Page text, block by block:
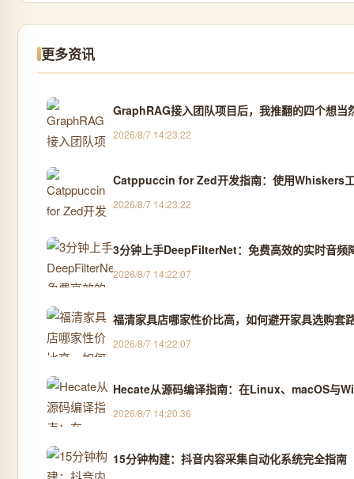
更多资讯
GraphRAG接入团队项目后，我推翻的四个想当
2026/8/7 14:23:22
Catppuccin for Zed开发指南：使用Whiskers
2026/8/7 14:23:22
3分钟上手DeepFilterNet：免费高效的实时音频
2026/8/7 14:22:07
福清家具店哪家性价比高，如何避开家具选购套
2026/8/7 14:22:07
Hecate从源码编译指南：在Linux、macOS与
2026/8/7 14:20:36
15分钟构建：抖音内容采集自动化系统完全指南